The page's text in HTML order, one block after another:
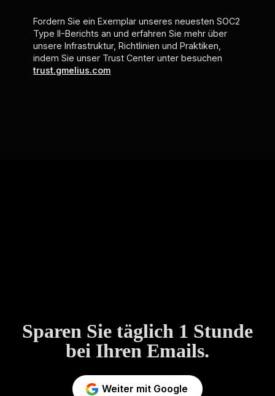
Fordern Sie ein Exemplar unseres neuesten SOC2
Type II-Berichts an und erfahren Sie mehr über
unsere Infrastruktur, Richtlinien und Praktiken,
indem Sie unser Trust Center unter besuchen
trust.gmelius.com
Sparen Sie täglich 1 Stunde
bei Ihren Emails.
Weiter mit Google